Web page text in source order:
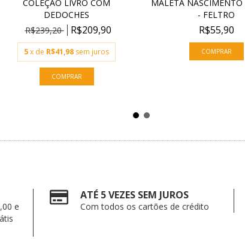
COLEÇÃO LIVRO COM
DEDOCHES
R$239,20
R$209,90
5x de R$41,98 sem juros
MALETA NASCIMENTO
- FELTRO
R$55,90
e
ATÉ 5 VEZES SEM JUROS
Com todos os cartões de crédito